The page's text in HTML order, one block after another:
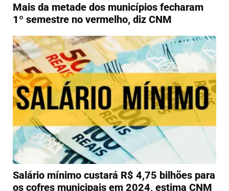
Mais da metade dos municípios fecharam
1º semestre no vermelho, diz CNM
Salário mínimo custará R$ 4,75 bilhões para
os cofres municipais em 2024, estima CNM